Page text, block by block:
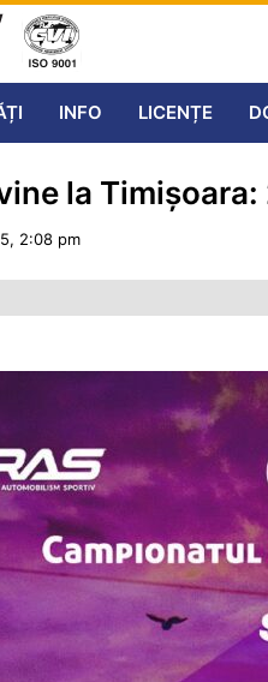
INFO LICENȚE
la
2:08 pm